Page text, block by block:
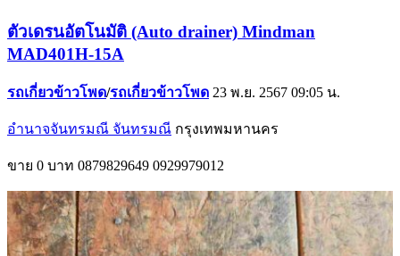
ตัวเดรนอัตโนมัติ (Auto drainer) Mindman
MAD401H-15A
รถเกี่ยวข้าวโพด/รถเกี่ยวข้าวโพด 23 พ.ย. 2567 09:05 น.
อำนาจจันทรมณี จันทรมณี กรุงเทพมหานคร
ขาย 0 บาท 0879829649 0929979012